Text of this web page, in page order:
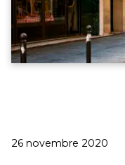
Publié
26 novembre 2020